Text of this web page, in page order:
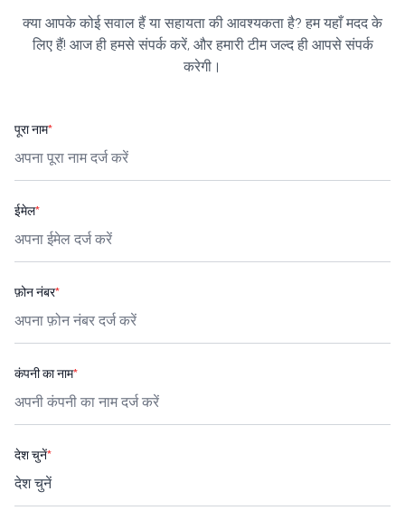
क्या आपके कोई सवाल हैं या सहायता की आवश्यकता है? हम यहाँ मदद के
लिए हैं! आज ही हमसे संपर्क करें, और हमारी टीम जल्द ही आपसे संपर्क
करेगी।
पूरा नाम*
ईमेल*
फ़ोन नंबर*
कंपनी का नाम*
देश चुनें*